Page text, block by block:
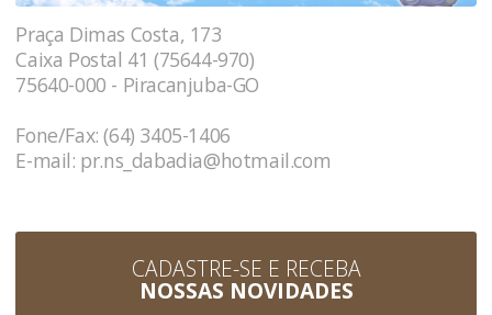
Praça Dimas Costa, 173
Caixa Postal 41 (75644-970)
75640-000 - Piracanjuba-GO
Fone/Fax: (64) 3405-1406
E-mail: pr.ns_dabadia@hotmail.com
CADASTRE-SE E RECEBA
NOSSAS NOVIDADES